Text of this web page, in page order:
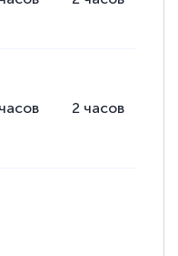
пройти
часов 2 часов